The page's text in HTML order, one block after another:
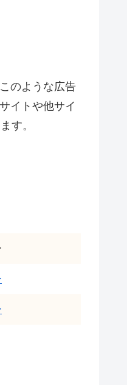
のような広告
イトや他サイ
す。